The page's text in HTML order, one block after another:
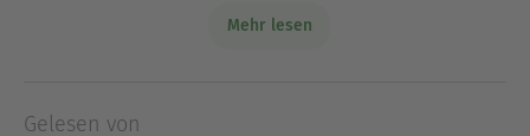
magischen Bewohner!Emmas großer Tag rückt
Mehr lesen
Gelesen von